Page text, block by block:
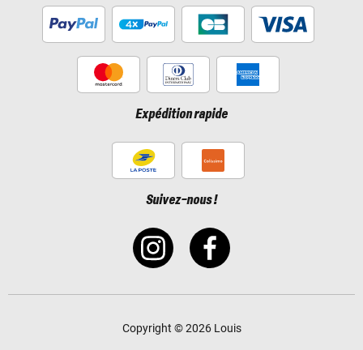
Expédition rapide
Suivez-nous !
Copyright © 2026 Louis